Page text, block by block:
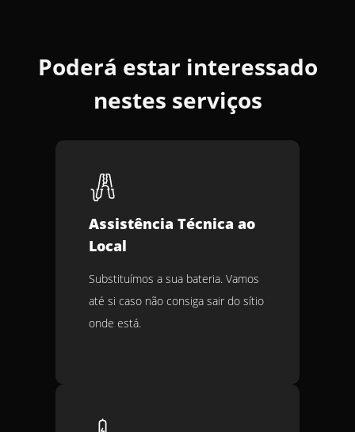
Poderá estar interessado
nestes serviços
Assistência Técnica ao
Local
Substituímos a sua bateria. Vamos
até si caso não consiga sair do sítio
onde está.